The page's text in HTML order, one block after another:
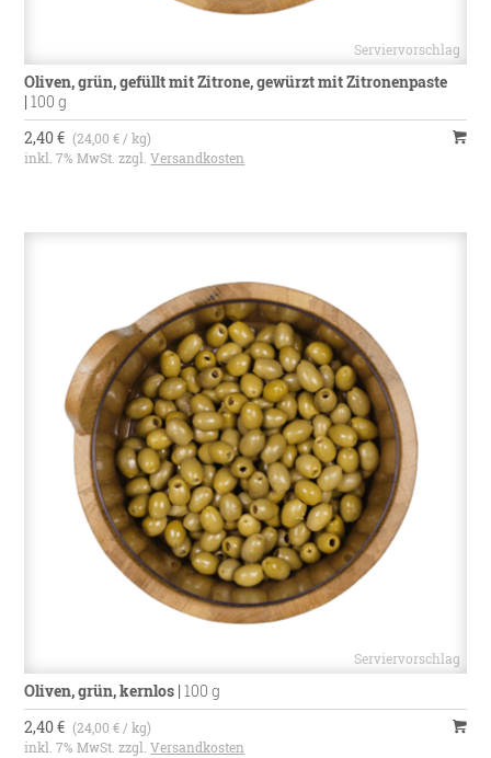
Oliven, grün, gefüllt mit Zitrone, gewürzt mit Zitronenpaste
|100 g
2,40 € (24,00 € / kg)
inkl. 7% MwSt. zzgl.Versandkosten
Oliven, grün, kernlos |100 g
2,40 € (24,00 € / kg)
inkl. 7% MwSt. zzgl.Versandkosten